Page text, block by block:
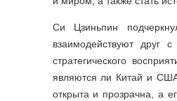
Си Цзиньпин
взаимодействуют друг
стратегического
являются ли Китай и
открыта и прозрачна, а